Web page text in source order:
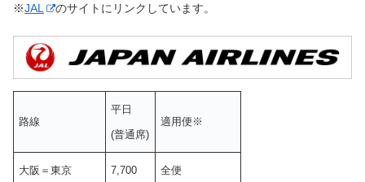
※JAL のサイトにリンクしています。
路線
平日
(普通席)
適用便※
大阪＝東京 7,700 全便